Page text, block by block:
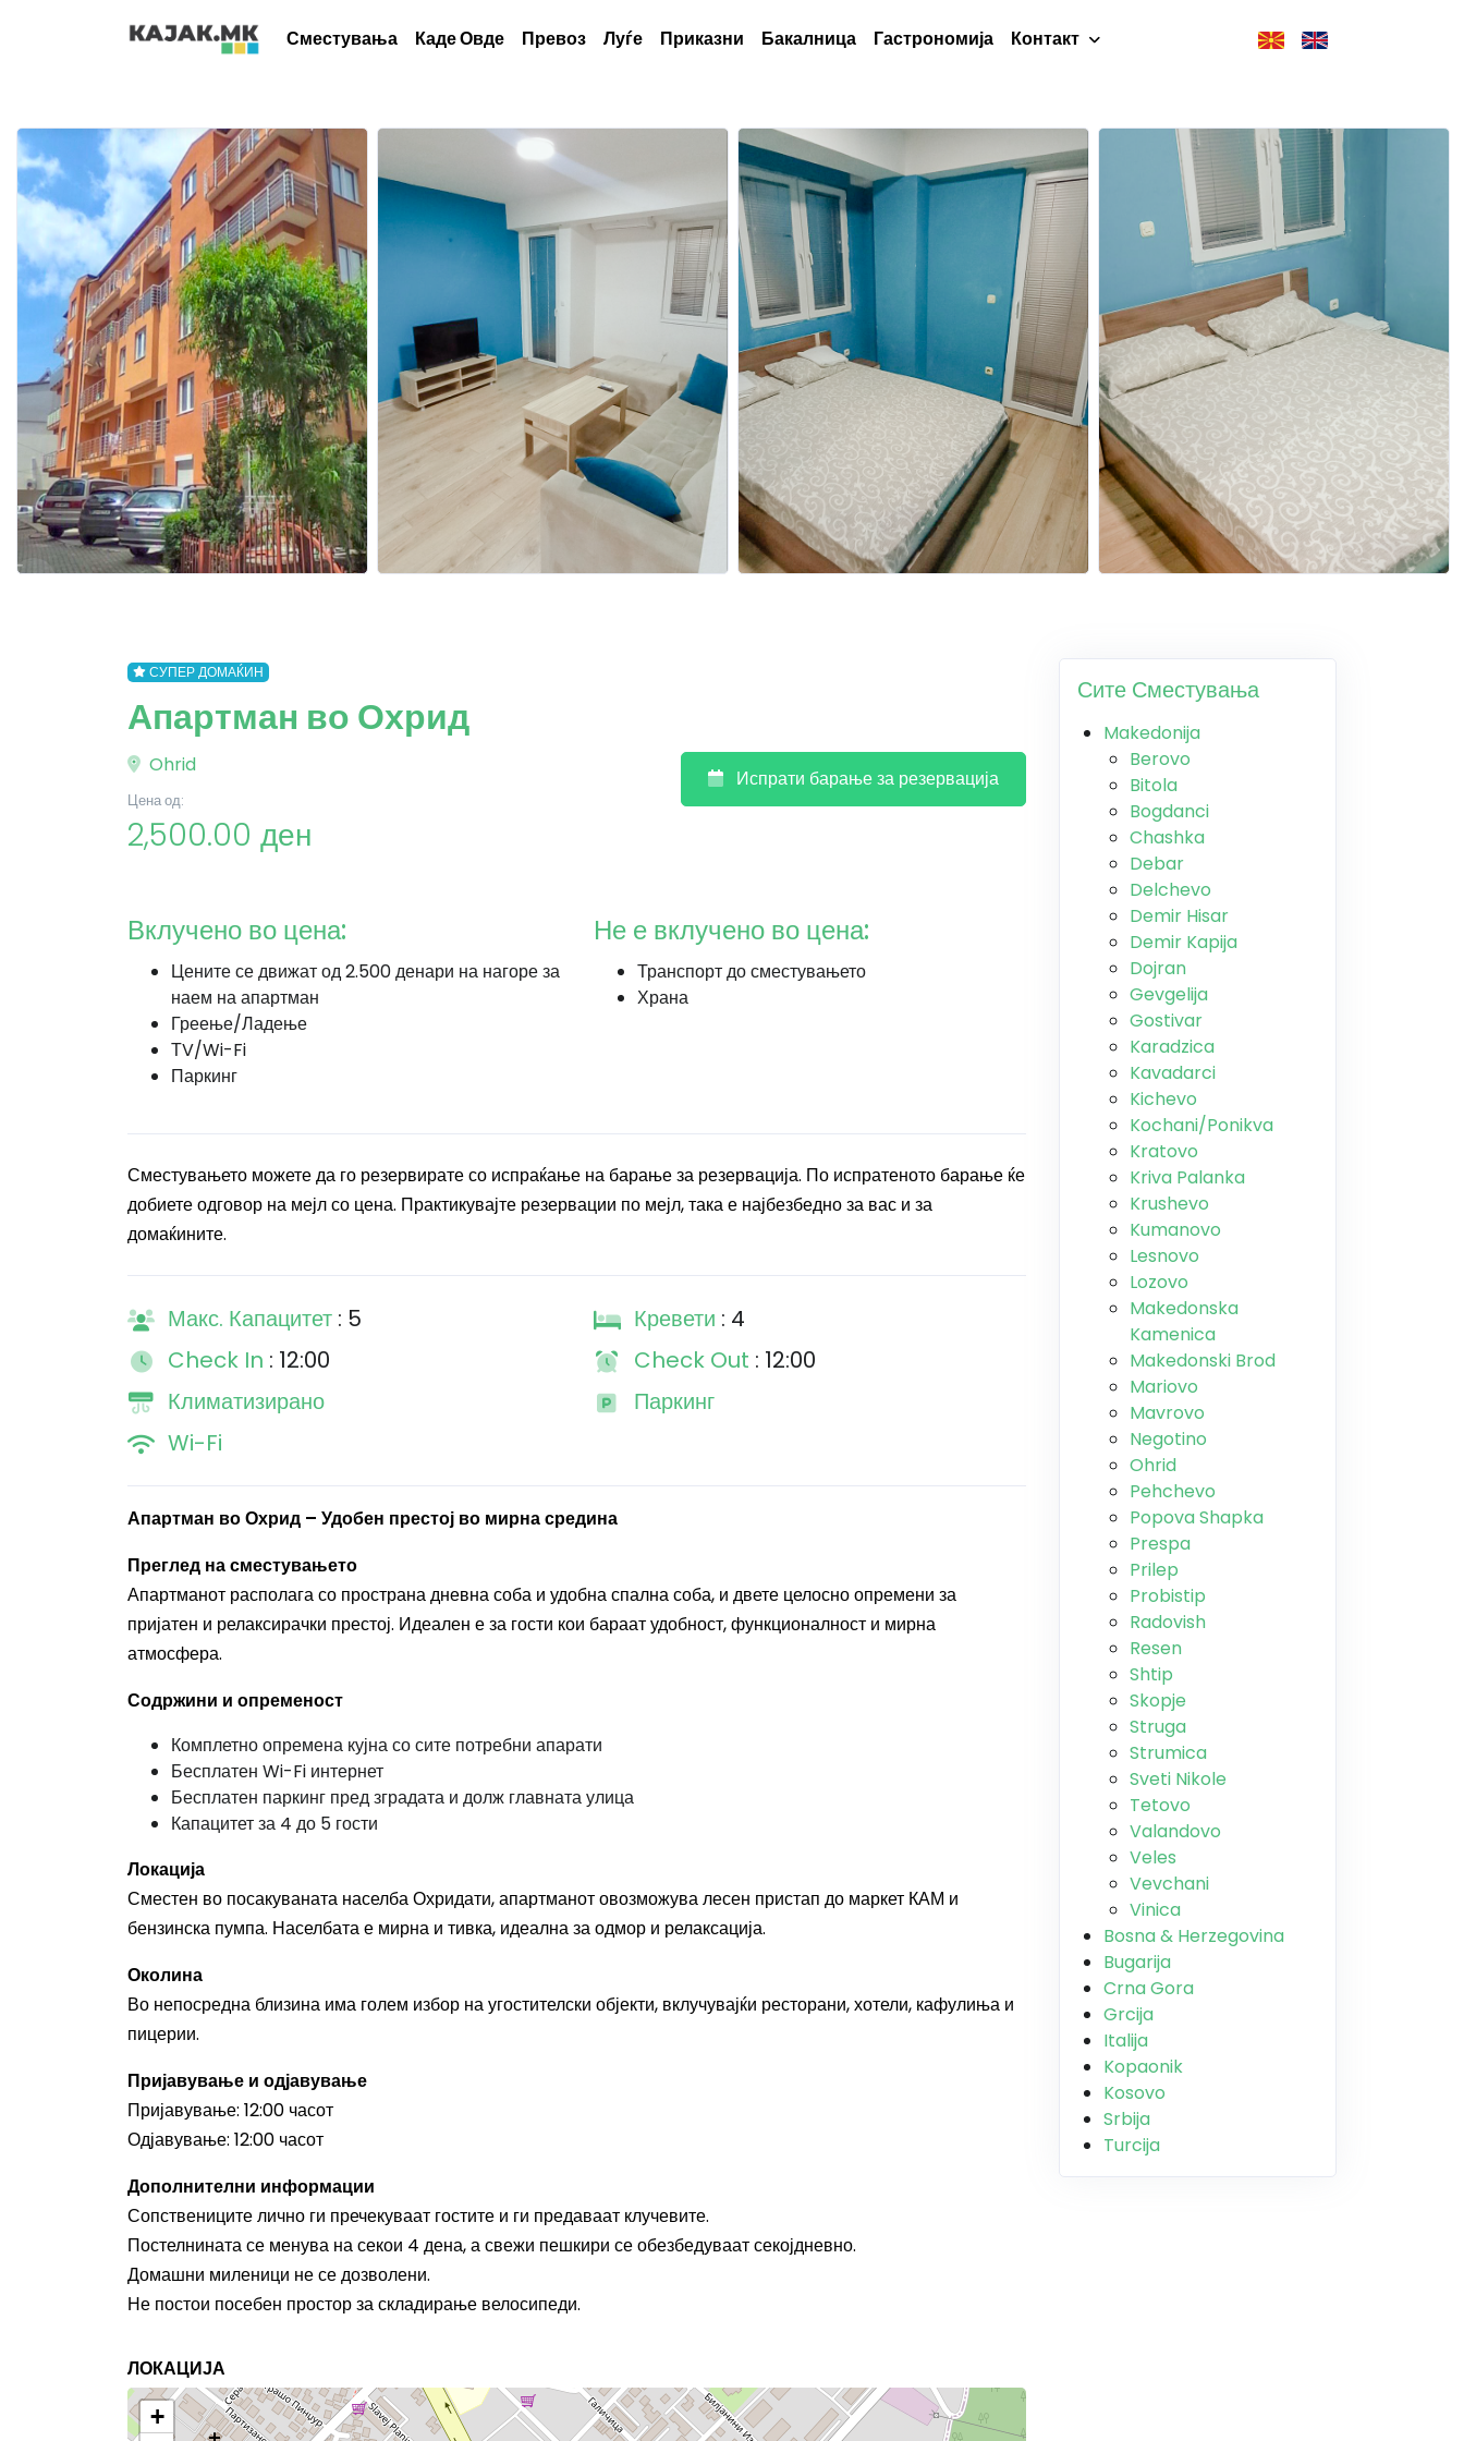
Сместувања Каде Овде Превоз Луѓе Приказни Бакалница Гастрономија Контакт
СУПЕР ДОМАЌИН
Апартман во Охрид
Ohrid
Цена од:
2,500.00 ден
Испрати барање за резервација
Вклучено во цена:
Цените се движат од 2.500 денари на нагоре за
наем на апартман
Греење/Ладење
ТV/Wi-Fi
Паркинг
Не е вклучено во цена:
Транспорт до сместувањето
Храна
Сместувањето можете да го резервирате со испраќање на барање за резервација. По испратеното барање ќе
добиете одговор на мејл со цена. Практикувајте резервации по мејл, така е најбезбедно за вас и за
домаќините.
Макс. Капацитет : 5 Кревети : 4
Check In : 12:00 Check Out : 12:00
Климатизирано
Паркинг
Wi-Fi
Апартман во Охрид – Удобен престој во мирна средина
Преглед на сместувањето
Апартманот располага со пространа дневна соба и удобна спална соба, и двете целосно опремени за
пријатен и релаксирачки престој. Идеален е за гости кои бараат удобност, функционалност и мирна
атмосфера.
Содржини и опременост
Комплетно опремена кујна со сите потребни апарати
Бесплатен Wi-Fi интернет
Бесплатен паркинг пред зградата и долж главната улица
Капацитет за 4 до 5 гости
Локација
Сместен во посакуваната населба Охридати, апартманот овозможува лесен пристап до маркет КАМ и
бензинска пумпа. Населбата е мирна и тивка, идеална за одмор и релаксација.
Околина
Во непосредна близина има голем избор на угостителски објекти, вклучувајќи ресторани, хотели, кафулиња и
пицерии.
Пријавување и одјавување
Пријавување: 12:00 часот
Одјавување: 12:00 часот
Дополнителни информации
Сопствениците лично ги пречекуваат гостите и ги предаваат клучевите.
Постелнината се менува на секои 4 дена, а свежи пешкири се обезбедуваат секојдневно.
Домашни миленици не се дозволени.
Не постои посебен простор за складирање велосипеди.
ЛОКАЦИЈА
+
Сите Сместувања
Makedonija
Berovo
Bitola
Bogdanci
Chashka
Debar
Delchevo
Demir Hisar
Demir Kapija
Dojran
Gevgelija
Gostivar
Karadzica
Kavadarci
Kichevo
Kochani/Ponikva
Kratovo
Kriva Palanka
Krushevo
Kumanovo
Lesnovo
Lozovo
Makedonska
Kamenica
Makedonski Brod
Mariovo
Mavrovo
Negotino
Ohrid
Pehchevo
Popova Shapka
Prespa
Prilep
Probistip
Radovish
Resen
Shtip
Skopje
Struga
Strumica
Sveti Nikole
Tetovo
Valandovo
Veles
Vevchani
Vinica
Bosna & Herzegovina
Bugarija
Crna Gora
Grcija
Italija
Kopaonik
Kosovo
Srbija
Turcija